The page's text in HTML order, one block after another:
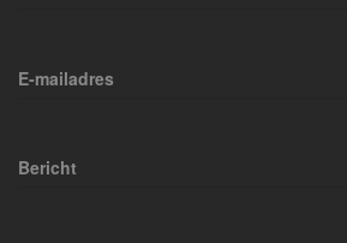
E-mailadres
Bericht